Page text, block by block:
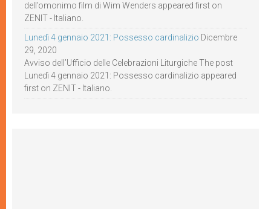
dell’omonimo film di Wim Wenders appeared first on
ZENIT - Italiano.
Lunedì 4 gennaio 2021: Possesso cardinalizio Dicembre
29, 2020
Avviso dell’Ufficio delle Celebrazioni Liturgiche The post
Lunedì 4 gennaio 2021: Possesso cardinalizio appeared
first on ZENIT - Italiano.